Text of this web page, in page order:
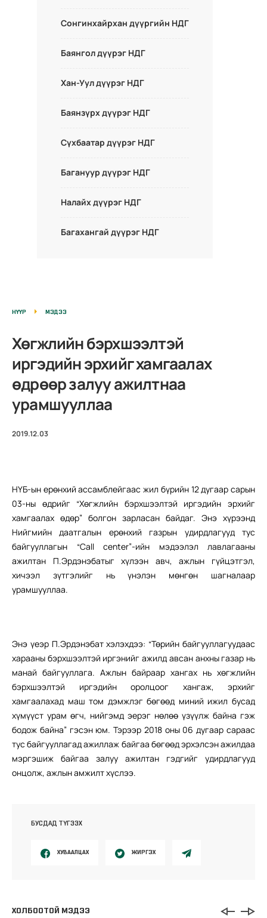
Сонгинхайрхан дүүргийн НДГ
Баянгол дүүрэг НДГ
Хан-Уул дүүрэг НДГ
Баянзүрх дүүрэг НДГ
Сүхбаатар дүүрэг НДГ
Багануур дүүрэг НДГ
Налайх дүүрэг НДГ
Багахангай дүүрэг НДГ
НҮҮР МЭДЭЭ
Хөгжлийн бэрхшээлтэй
иргэдийн эрхийг хамгаалах
өдрөөр залуу ажилтнаа
урамшууллаа
2019.12.03
НҮБ-ын ерөнхий ассамблейгаас жил бүрийн 12 дугаар сарын
03-ны өдрийг “Хөгжлийн бэрхшээлтэй иргэдийн эрхийг
хамгаалах өдөр” болгон зарласан байдаг. Энэ хүрээнд
Нийгмийн даатгалын ерөнхий газрын удирдлагууд тус
байгууллагын “Call center”-ийн мэдээлэл лавлагааны
ажилтан П.Эрдэнэбатыг хүлээн авч, ажлын гүйцэтгэл,
хичээл зүтгэлийг нь үнэлэн мөнгөн шагналаар
урамшууллаа.
Энэ үеэр П.Эрдэнэбат хэлэхдээ: “Төрийн байгууллагуудаас
харааны бэрхшээлтэй иргэнийг ажилд авсан анхны газар нь
манай байгууллага. Ажлын байраар хангах нь хөгжлийн
бэрхшээлтэй иргэдийн оролцоог хангаж, эрхийг
хамгаалахад маш том дэмжлэг бөгөөд миний ижил бусад
хүмүүст урам өгч, нийгэмд эерэг нөлөө үзүүлж байна гэж
бодож байна” гэсэн юм. Тэрээр 2018 оны 06 дугаар сараас
тус байгууллагад ажиллаж байгаа бөгөөд эрхэлсэн ажилдаа
мэргэшиж байгаа залуу ажилтан гэдгийг удирдлагууд
онцолж, ажлын амжилт хүслээ.
БУСДАД ТҮГЭЭХ
ХУВААЛЦАХ ЖИРГЭХ
ХОЛБООТОЙ МЭДЭЭ